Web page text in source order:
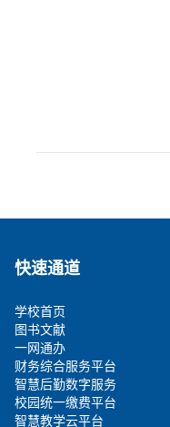
快速通道
学校首页
图书文献
一网通办
财务综合服务平台
智慧后勤数字服务
校园统一缴费平台
智慧教学云平台